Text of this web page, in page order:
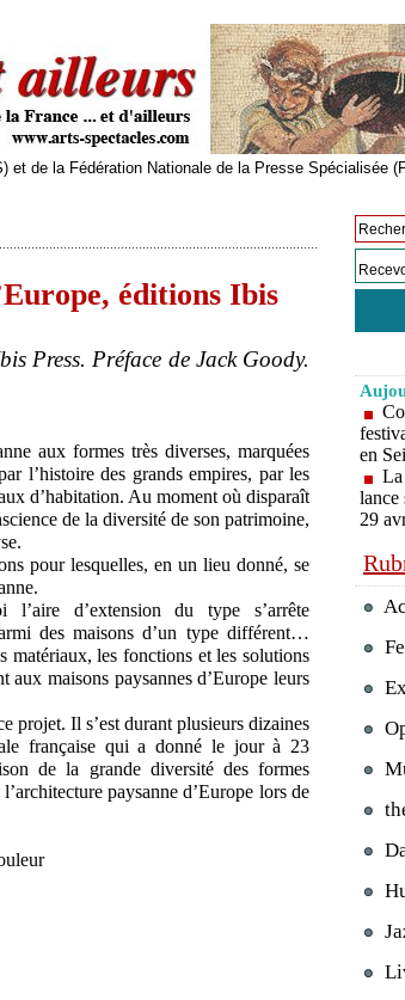
de la Fédération Nationale de la Presse Spécialisée
éditions Ibis
Press. Préface de Jack Goody.
aux formes très diverses, marquées
l’histoire des grands empires, par les
d’habitation. Au moment où disparaît
de la diversité de son patrimoine,
pour lesquelles, en un lieu donné, se
l’aire d’extension du type s’arrête
des maisons d’un type différent…
matériaux, les fonctions et les solutions
aux maisons paysannes d’Europe leurs
projet. Il s’est durant plusieurs dizaines
française qui a donné le jour à 23
de la grande diversité des formes
paysanne d’Europe lors de
en
La
lance
29